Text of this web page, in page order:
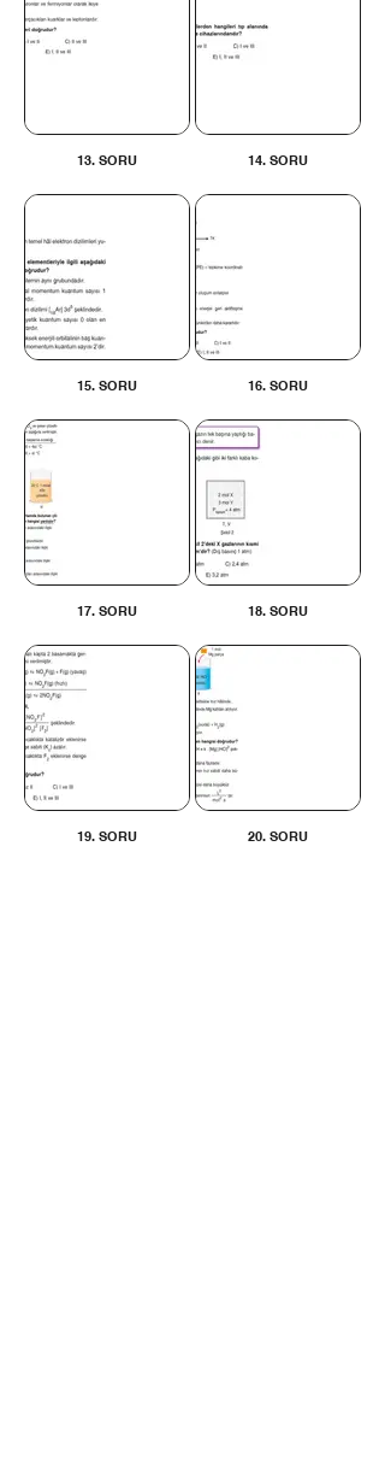
13. SORU 14. SORU
15. SORU 16. SORU
17. SORU 18. SORU
19. SORU 20. SORU